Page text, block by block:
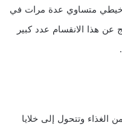
خيطي متساوي عدة مرات في
وينتج عن هذا الانقسام عدد كبير
المنى (2ن) قدرا من الغذاء وتتحول إلى خلايا